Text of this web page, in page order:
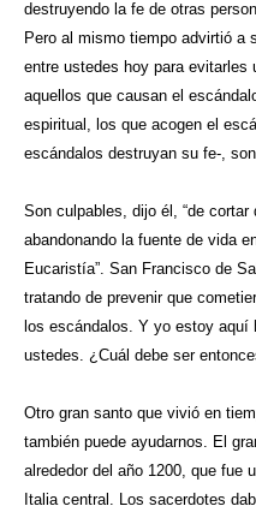
destruyendo la fe de otras
Pero al mismo tiempo advirtió a
entre ustedes hoy para evitarles
aquellos que causan el
espiritual, los que acogen el
escándalos destruyan su fe-,
Son culpables, dijo él, “de
abandonando la fuente de vida
Eucaristía”. San Francisco de
tratando de prevenir que
los escándalos. Y yo estoy
ustedes. ¿Cuál debe ser
Otro gran santo que vivió en
también puede ayudarnos. El
alrededor del año 1200, que fue
Italia central. Los sacerdotes